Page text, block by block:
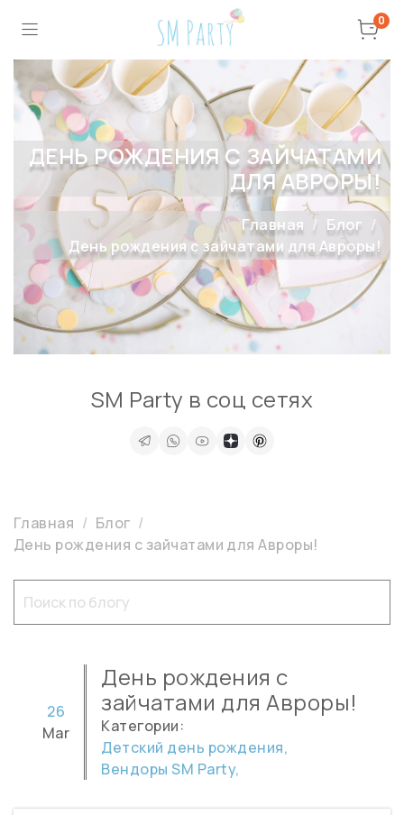
0
ДЕНЬ РОЖДЕНИЯ С ЗАЙЧАТАМИ
ДЛЯ АВРОРЫ!
Главная
Блог
День рождения с зайчатами для Авроры!
Главная
Блог
День рождения с зайчатами для Авроры!
День рождения с
зайчатами для Авроры!
26
Mar
Категории:
Детский день рождения,
Вендоры SM Party,
SM Party в соц сетях